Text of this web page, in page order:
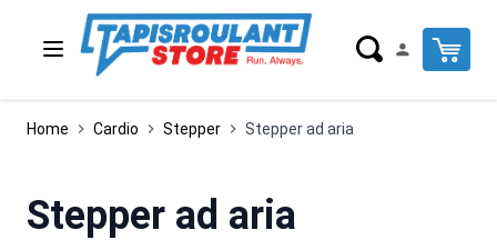
Salta al contenuto
Cart
Home Cardio Stepper Stepper ad aria
Stepper ad aria